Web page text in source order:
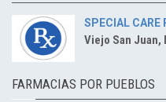
SPECIAL CARE
Viejo San Juan,
FARMACIAS POR PUEBLOS